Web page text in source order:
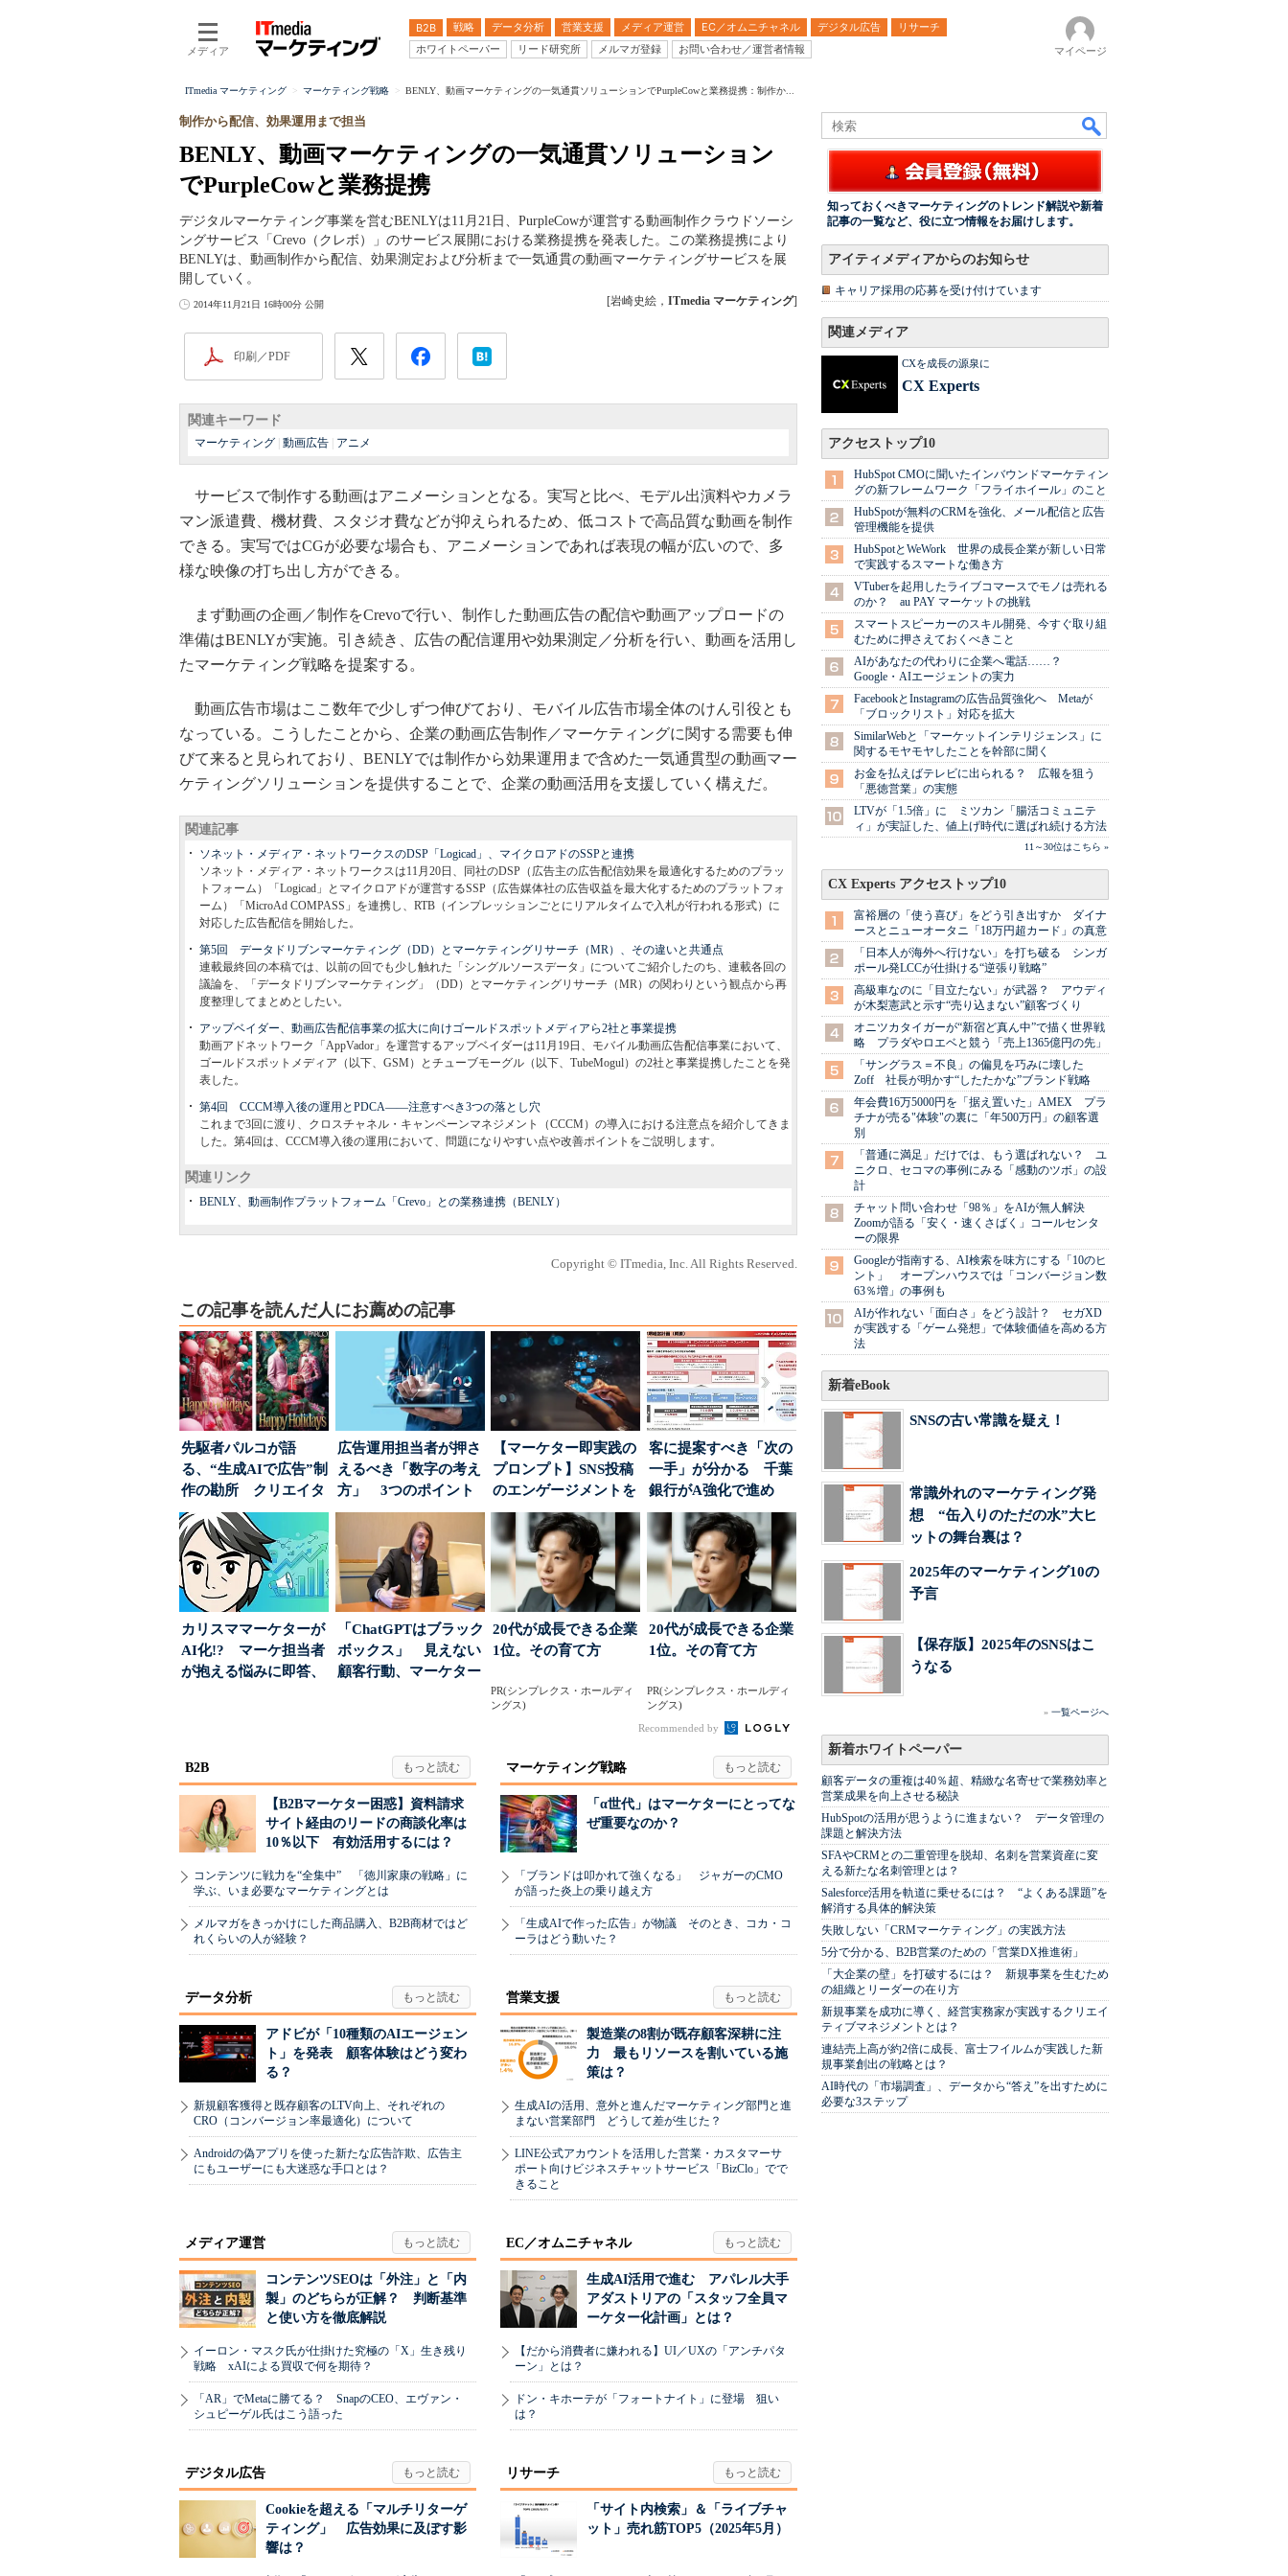
メディア
B2B 戦略 データ分析 営業支援 メディア運営 EC／オムニチャネル デジタル広告
リサーチ
ホワイトペーパー
リード研究所 メルマガ登録 お問い合わせ／運営者情報 マイページ
ITmedia マーケティング マーケティング戦略 BENLY、動画マーケティングの一気通貫ソリューションでPurpleCowと業務提携：制作か...
BENLY、動画マーケティングの一気通貫ソリューション
でPurpleCowと業務提携
制作から配信、効果運用まで担当
デジタルマーケティング事業を営むBENLYは11月21日、PurpleCowが運営する動画制作クラウドソーシ
ングサービス「Crevo（クレボ）」のサービス展開における業務提携を発表した。この業務提携により
BENLYは、動画制作から配信、効果測定および分析まで一気通貫の動画マーケティングサービスを展
開していく。
2014年11月21日 16時00分 公開 [岩崎史絵， ITmedia マーケティング]
印刷／PDF
関連キーワード
マーケティング 動画広告 アニメ
サービスで制作する動画はアニメーションとなる。実写と比べ、モデル出演料やカメラ
マン派遣費、機材費、スタジオ費などが抑えられるため、低コストで高品質な動画を制作
できる。実写ではCGが必要な場合も、アニメーションであれば表現の幅が広いので、多
様な映像の打ち出し方ができる。
まず動画の企画／制作をCrevoで行い、制作した動画広告の配信や動画アップロードの
準備はBENLYが実施。引き続き、広告の配信運用や効果測定／分析を行い、動画を活用し
たマーケティング戦略を提案する。
動画広告市場はここ数年で少しずつ伸びており、モバイル広告市場全体のけん引役とも
なっている。こうしたことから、企業の動画広告制作／マーケティングに関する需要も伸
びて来ると見られており、BENLYでは制作から効果運用まで含めた一気通貫型の動画マー
ケティングソリューションを提供することで、企業の動画活用を支援していく構えだ。
関連記事
ソネット・メディア・ネットワークスのDSP「Logicad」、マイクロアドのSSPと連携
ソネット・メディア・ネットワークスは11月20日、同社のDSP（広告主の広告配信効果を最適化するためのプラッ
トフォーム）「Logicad」とマイクロアドが運営するSSP（広告媒体社の広告収益を最大化するためのプラットフォ
ーム）「MicroAd COMPASS」を連携し、RTB（インプレッションごとにリアルタイムで入札が行われる形式）に
対応した広告配信を開始した。
第5回 データドリブンマーケティング（DD）とマーケティングリサーチ（MR）、その違いと共通点
連載最終回の本稿では、以前の回でも少し触れた「シングルソースデータ」についてご紹介したのち、連載各回の
議論を、「データドリブンマーケティング」（DD）とマーケティングリサーチ（MR）の関わりという観点から再
度整理してまとめとしたい。
アップベイダー、動画広告配信事業の拡大に向けゴールドスポットメディアら2社と事業提携
動画アドネットワーク「AppVador」を運営するアップベイダーは11月19日、モバイル動画広告配信事業において、
ゴールドスポットメディア（以下、GSM）とチューブモーグル（以下、TubeMogul）の2社と事業提携したことを発
表した。
第4回 CCCM導入後の運用とPDCA――注意すべき3つの落とし穴
これまで3回に渡り、クロスチャネル・キャンペーンマネジメント（CCCM）の導入における注意点を紹介してきま
した。第4回は、CCCM導入後の運用において、問題になりやすい点や改善ポイントをご説明します。
関連リンク
BENLY、動画制作プラットフォーム「Crevo」との業務連携（BENLY）
Copyright © ITmedia, Inc. All Rights Reserved.
この記事を読んだ人にお薦めの記事
先駆者パルコが語
る、“生成AIで広告”制
作の勘所 クリエイタ
ーに残る「重要な役
割...
広告運用担当者が押さ
えるべき「数字の考え
方」 3つのポイント
とは
【マーケター即実践の
プロンプト】SNS投稿
のエンゲージメントを
高めるAI活用、ポ...
客に提案すべき「次の
一手」が分かる 千葉
銀行がA強化で進め
る“One to On...
カリスママーケターが
AI化!? マーケ担当者
が抱える悩みに即答、
「ChatGPTはブラック
ボックス」 見えない
顧客行動、マーケター
20代が成長できる企業
1位。その育て方
PR(シンプレクス・ホールディ
ングス)
20代が成長できる企業
1位。その育て方
PR(シンプレクス・ホールディ
ングス)
Recommended by
B2B
【B2Bマーケター困惑】資料請求
サイト経由のリードの商談化率は
10％以下 有効活用するには？
コンテンツに戦力を“全集中” 「徳川家康の戦略」に
学ぶ、いま必要なマーケティングとは
メルマガをきっかけにした商品購入、B2B商材ではど
れくらいの人が経験？
マーケティング戦略
「α世代」はマーケターにとってな
ぜ重要なのか？
「ブランドは叩かれて強くなる」 ジャガーのCMO
が語った炎上の乗り越え方
「生成AIで作った広告」が物議 そのとき、コカ・コ
ーラはどう動いた？
データ分析
アドビが「10種類のAIエージェン
ト」を発表 顧客体験はどう変わ
る？
新規顧客獲得と既存顧客のLTV向上、それぞれの
CRO（コンバージョン率最適化）について
Androidの偽アプリを使った新たな広告詐欺、広告主
にもユーザーにも大迷惑な手口とは？
営業支援
製造業の8割が既存顧客深耕に注
力 最もリソースを割いている施
策は？
生成AIの活用、意外と進んだマーケティング部門と進
まない営業部門 どうして差が生じた？
LINE公式アカウントを活用した営業・カスタマーサ
ポート向けビジネスチャットサービス「BizClo」でで
きること
メディア運営
コンテンツSEOは「外注」と「内
製」のどちらが正解？ 判断基準
と使い方を徹底解説
イーロン・マスク氏が仕掛けた究極の「X」生き残り
戦略 xAIによる買収で何を期待？
「AR」でMetaに勝てる？ SnapのCEO、エヴァン・
シュピーゲル氏はこう語った
EC／オムニチャネル
生成AI活用で進む アパレル大手
アダストリアの「スタッフ全員マ
ーケター化計画」とは？
【だから消費者に嫌われる】UI／UXの「アンチパタ
ーン」とは？
ドン・キホーテが「フォートナイト」に登場 狙い
は？
デジタル広告
Cookieを超える「マルチリターゲ
ティング」 広告効果に及ぼす影
響は？
リサーチ
「サイト内検索」＆「ライブチャ
ット」売れ筋TOP5（2025年5月）
知っておくべきマーケティングのトレンド解説や新着
記事の一覧など、役に立つ情報をお届けします。
アイティメディアからのお知らせ
キャリア採用の応募を受け付けています
関連メディア
CXを成長の源泉に
CX Experts
アクセストップ10
HubSpot CMOに聞いたインバウンドマーケティン
グの新フレームワーク「フライホイール」のこと
HubSpotが無料のCRMを強化、メール配信と広告
管理機能を提供
HubSpotとWeWork 世界の成長企業が新しい日常
で実践するスマートな働き方
VTuberを起用したライブコマースでモノは売れる
のか？ au PAY マーケットの挑戦
スマートスピーカーのスキル開発、今すぐ取り組
むために押さえておくべきこと
AIがあなたの代わりに企業へ電話……？
Google・AIエージェントの実力
FacebookとInstagramの広告品質強化へ Metaが
「ブロックリスト」対応を拡大
SimilarWebと「マーケットインテリジェンス」に
関するモヤモヤしたことを幹部に聞く
お金を払えばテレビに出られる？ 広報を狙う
「悪徳営業」の実態
LTVが「1.5倍」に ミツカン「腸活コミュニテ
ィ」が実証した、値上げ時代に選ばれ続ける方法
11～30位はこちら »
CX Experts アクセストップ10
富裕層の「使う喜び」をどう引き出すか ダイナ
ースとニューオータニ「18万円超カード」の真意
「日本人が海外へ行けない」を打ち破る シンガ
ポール発LCCが仕掛ける“逆張り戦略”
高級車なのに「目立たない」が武器？ アウディ
が木梨憲武と示す“売り込まない”顧客づくり
オニツカタイガーが“新宿ど真ん中”で描く世界戦
略 プラダやロエベと競う「売上1365億円の先」
「サングラス＝不良」の偏見を巧みに壊した
Zoff 社長が明かす“したたかな”ブランド戦略
年会費16万5000円を「据え置いた」AMEX プラ
チナが売る"体験"の裏に「年500万円」の顧客選
別
「普通に満足」だけでは、もう選ばれない？ ユ
ニクロ、セコマの事例にみる「感動のツボ」の設
計
チャット問い合わせ「98％」をAIが無人解決
Zoomが語る「安く・速くさばく」コールセンタ
ーの限界
Googleが指南する、AI検索を味方にする「10のヒ
ント」 オープンハウスでは「コンバージョン数
63％増」の事例も
AIが作れない「面白さ」をどう設計？ セガXD
が実践する「ゲーム発想」で体験価値を高める方
法
新着eBook
SNSの古い常識を疑え！
常識外れのマーケティング発
想 “缶入りのただの水”大ヒ
ットの舞台裏は？
2025年のマーケティング10の
予言
【保存版】2025年のSNSはこ
うなる
» 一覧ページへ
新着ホワイトペーパー
顧客データの重複は40％超、精緻な名寄せで業務効率と
営業成果を向上させる秘訣
HubSpotの活用が思うように進まない？ データ管理の
課題と解決方法
SFAやCRMとの二重管理を脱却、名刺を営業資産に変
える新たな名刺管理とは？
Salesforce活用を軌道に乗せるには？ “よくある課題”を
解消する具体的解決策
失敗しない「CRMマーケティング」の実践方法
5分で分かる、B2B営業のための「営業DX推進術」
「大企業の壁」を打破するには？ 新規事業を生むため
の組織とリーダーの在り方
新規事業を成功に導く、経営実務家が実践するクリエイ
ティブマネジメントとは？
連結売上高が約2倍に成長、富士フイルムが実践した新
規事業創出の戦略とは？
AI時代の「市場調査」、データから“答え”を出すために
必要な3ステップ